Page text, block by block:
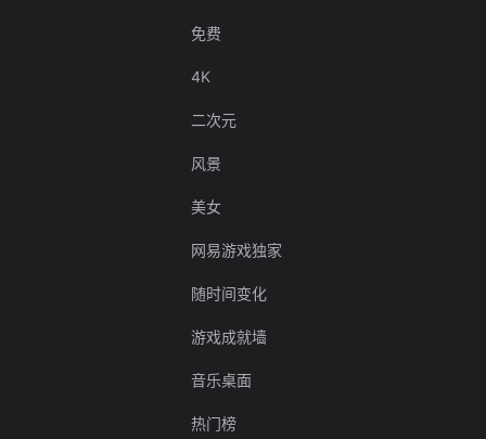
免费
4K
二次元
风景
美女
网易游戏独家
随时间变化
游戏成就墙
音乐桌面
热门榜